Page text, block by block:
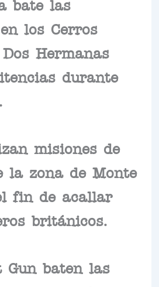
bate las
los Cerros
Hermanas
durante
misiones de
la zona de Monte
fin de acallar
británicos.
Gun baten las